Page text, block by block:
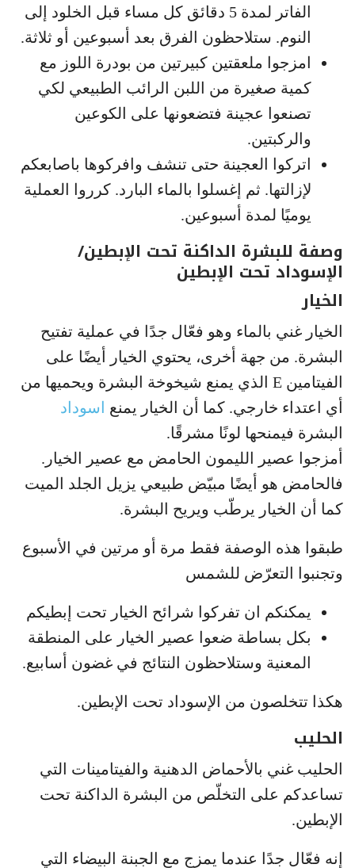
الفاتر لمدة 5 دقائق كل مساء قبل الخلود إلى
النوم. ستلاحظون الفرق بعد أسبوعين أو ثلاثة.
امزجوا ملعقتين كبيرتين من بودرة اللوز مع
كمية صغيرة من اللبن الرائب الطبيعي لكي
تصنعوا عجينة فتضعونها على الكوعين
والركبتين.
اتركوا العجينة حتى تنشف وافركوها باصابعكم
لإزالتها. ثم إغسلوا بالماء البارد. كرروا العملية
يوميًا لمدة أسبوعين.
وصفة للبشرة الداكنة تحت الإبطين/
الإسوداد تحت الإبطين
الخيار
الخيار غني بالماء وهو فعّال جدًا في عملية تفتيح
البشرة. من جهة أخرى، يحتوي الخيار أيضًا على
الفيتامين E الذي يمنع شيخوخة البشرة ويحميها من
أي اعتداء خارجي. كما أن الخيار يمنع اسوداد
البشرة فيمنحها لونًا مشرقًا.
أمزجوا عصير الليمون الحامض مع عصير الخيار.
فالحامض هو أيضًا مبيّض طبيعي يزيل الجلد الميت
كما أن الخيار يرطّب ويريح البشرة.
طبقوا هذه الوصفة فقط مرة أو مرتين في الأسبوع
وتجنبوا التعرّض للشمس
يمكنكم ان تفركوا شرائح الخيار تحت إبطيكم
بكل بساطة ضعوا عصير الخيار على المنطقة
المعنية وستلاحظون النتائج في غضون أسابيع.
هكذا تتخلصون من الإسوداد تحت الإبطين.
الحليب
الحليب غني بالأحماض الدهنية والفيتامينات التي
تساعدكم على التخلّص من البشرة الداكنة تحت
الإبطين.
إنه فعّال جدًا عندما يمزج مع الجبنة البيضاء التي